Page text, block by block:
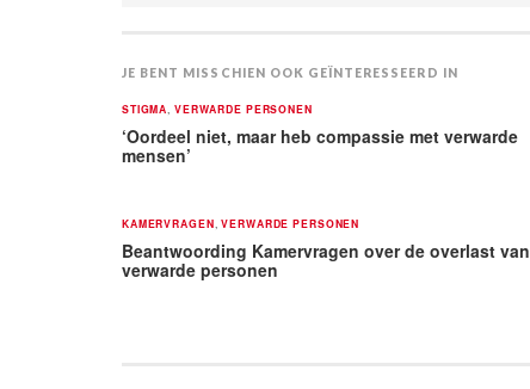
JE BENT MISSCHIEN OOK GEÏNTERESSEERD IN
STIGMA VERWARDE PERSONEN
‘Oordeel niet, maar heb compassie met verwarde
mensen’
KAMERVRAGEN ,VERWARDE PERSONEN
Beantwoording Kamervragen over de overlast van
verwarde personen